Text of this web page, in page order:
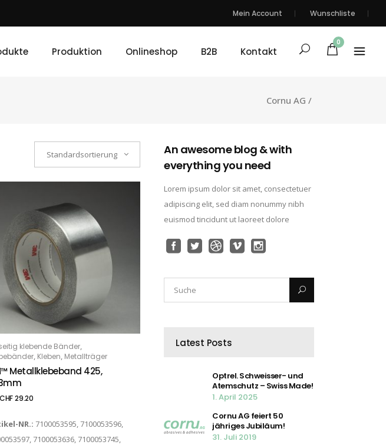
Mein Account Wunschliste
Produktion Onlineshop B2B Kontakt
0
Cornu AG /
Standardsortierung
OPTIONS
können auf der Produktseite gewählt werden
klebende Bänder
Kleben Metallträger
Metallklebeband 425,
CHF29.20
NR.: 7100053595, 7100053596,
7100053636, 7100053745,
An awesome blog & with
everything you need
Lorem ipsum dolor sit amet, consectetuer
adipiscing elit, sed diam nonummy nibh
euismod tincidunt ut laoreet dolore
Latest Posts
Optrel. Schweisser- und
Atemschutz – Swiss Made!
1. April 2025
Cornu AG feiert 50
jähriges Jubiläum!
31. Juli 2019